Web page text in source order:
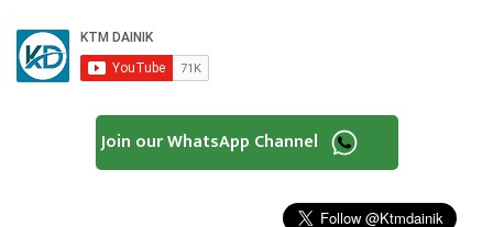
Join our WhatsApp Channel